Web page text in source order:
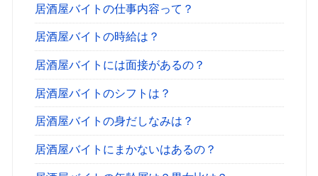
居酒屋バイトの仕事内容って？
居酒屋バイトの時給は？
居酒屋バイトには面接があるの？
居酒屋バイトのシフトは？
居酒屋バイトの身だしなみは？
居酒屋バイトにまかないはあるの？